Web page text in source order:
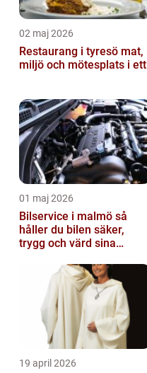
02 maj 2026
Restaurang i tyresö mat,
miljö och mötesplats i ett
01 maj 2026
Bilservice i malmö så
håller du bilen säker,
trygg och värd sina
19 april 2026